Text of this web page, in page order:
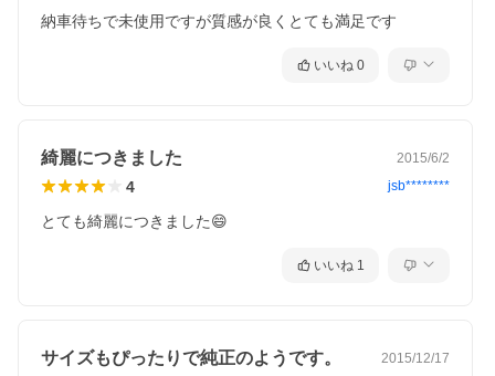
納車待ちで未使用ですが質感が良くとても満足です
いいね 0
綺麗につきました 2015/6/2
4 jsb********
とても綺麗につきました😄
いいね 1
サイズもぴったりで純正のようです。 2015/12/17